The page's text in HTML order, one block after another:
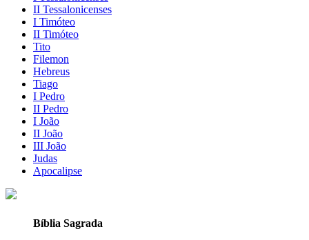
II Tessalonicenses
I Timóteo
II Timóteo
Tito
Filemon
Hebreus
Tiago
I Pedro
II Pedro
I João
II João
III João
Judas
Apocalipse
Bíblia Sagrada